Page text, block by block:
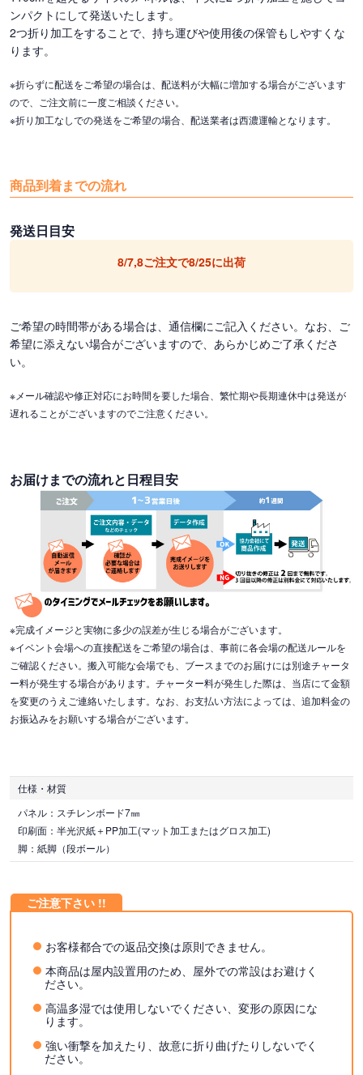
ンパクトにして発送いたします。
2つ折り加工をすることで、持ち運びや使用後の保管もしやすくな
ります。
※折らずに配送をご希望の場合は、配送料が大幅に増加する場合がございます
ので、ご注文前に一度ご相談ください。
※折り加工なしでの発送をご希望の場合、配送業者は西濃運輸となります。
商品到着までの流れ
発送日目安
ご希望の時間帯がある場合は、通信欄にご記入ください。なお、ご
希望に添えない場合がございますので、あらかじめご了承くださ
い。
※メール確認や修正対応にお時間を要した場合、繁忙期や長期連休中は発送が
遅れることがございますのでご注意ください。
お届けまでの流れと日程目安
※完成イメージと実物に多少の誤差が生じる場合がございます。
※イベント会場への直接配送をご希望の場合は、事前に各会場の配送ルールを
ご確認ください。搬入可能な会場でも、ブースまでのお届けには別途チャータ
ー料が発生する場合があります。チャーター料が発生した際は、当店にて金額
を変更のうえご連絡いたします。なお、お支払い方法によっては、追加料金の
お振込みをお願いする場合がございます。
仕様・材質
パネル：スチレンボード7㎜
印刷面：半光沢紙＋PP加工(マット加工またはグロス加工)
脚：紙脚（段ボール）
お客様都合での返品交換は原則できません。
本商品は屋内設置用のため、屋外での常設はお避けく
ださい。
高温多湿では使用しないでください、変形の原因にな
ります。
強い衝撃を加えたり、故意に折り曲げたりしないでく
ださい。